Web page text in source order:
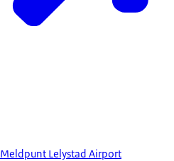
Meldpunt Lelystad Airport